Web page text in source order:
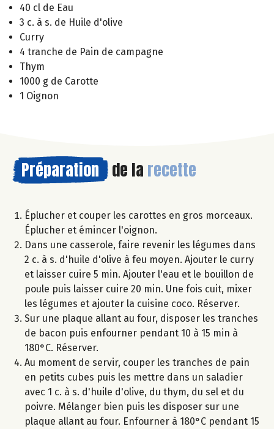
40 cl de Eau
3 c. à s. de Huile d'olive
Curry
4 tranche de Pain de campagne
Thym
1000 g de Carotte
1 Oignon
Préparation de la recette
Éplucher et couper les carottes en gros morceaux.
Éplucher et émincer l'oignon.
Dans une casserole, faire revenir les légumes dans
2 c. à s. d'huile d'olive à feu moyen. Ajouter le curry
et laisser cuire 5 min. Ajouter l'eau et le bouillon de
poule puis laisser cuire 20 min. Une fois cuit, mixer
les légumes et ajouter la cuisine coco. Réserver.
Sur une plaque allant au four, disposer les tranches
de bacon puis enfourner pendant 10 à 15 min à
180°C. Réserver.
Au moment de servir, couper les tranches de pain
en petits cubes puis les mettre dans un saladier
avec 1 c. à s. d'huile d'olive, du thym, du sel et du
poivre. Mélanger bien puis les disposer sur une
plaque allant au four. Enfourner à 180°C pendant 15